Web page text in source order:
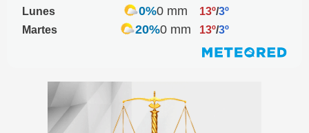
Lunes
0%0 mm 13º/3º
Martes
20%0 mm 13º/3º